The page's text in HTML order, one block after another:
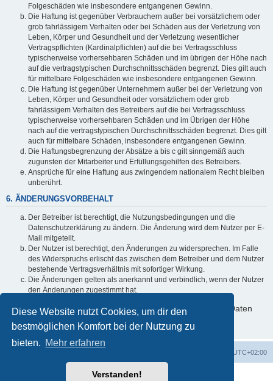
Diese Website nutzt Cookies, um dir den
bestmöglichen Komfort bei der Nutzung zu
bieten. Mehr erfahren
Verstanden!
Folgeschäden wie insbesondere entgangenen Gewinn.
Die Haftung ist gegenüber Verbrauchern außer bei vorsätzlichem oder
grob fahrlässigem Verhalten oder bei Schäden aus der Verletzung von
Leben, Körper und Gesundheit und der Verletzung wesentlicher
Vertragspflichten (Kardinalpflichten) auf die bei Vertragsschluss
typischerweise vorhersehbaren Schäden und im übrigen der Höhe nach
auf die vertragstypischen Durchschnittsschäden begrenzt. Dies gilt auch
für mittelbare Folgeschäden wie insbesondere entgangenen Gewinn.
Die Haftung ist gegenüber Unternehmern außer bei der Verletzung von
Leben, Körper und Gesundheit oder vorsätzlichem oder grob
fahrlässigem Verhalten des Betreibers auf die bei Vertragsschluss
typischerweise vorhersehbaren Schäden und im Übrigen der Höhe
nach auf die vertragstypischen Durchschnittsschäden begrenzt. Dies gilt
auch für mittelbare Schäden, insbesondere entgangenen Gewinn.
Die Haftungsbegrenzung der Absätze a bis c gilt sinngemäß auch
zugunsten der Mitarbeiter und Erfüllungsgehilfen des Betreibers.
Ansprüche für eine Haftung aus zwingendem nationalem Recht bleiben
unberührt.
6. ÄNDERUNGSVORBEHALT
Der Betreiber ist berechtigt, die Nutzungsbedingungen und die
Datenschutzerklärung zu ändern. Die Änderung wird dem Nutzer per E-
Mail mitgeteilt.
Der Nutzer ist berechtigt, den Änderungen zu widersprechen. Im Falle
des Widerspruchs erlischt das zwischen dem Betreiber und dem Nutzer
bestehende Vertragsverhältnis mit sofortiger Wirkung.
Die Änderungen gelten als anerkannt und verbindlich, wenn der Nutzer
den Änderungen zugestimmt hat.
Informationen über den Umgang mit deinen persönlichen Daten
sind in der Datenschutzerklärung enthalten.
UTC+02:00
Powered byphpBB® Forum Software © phpBB Limited